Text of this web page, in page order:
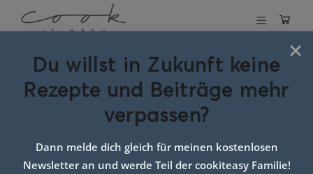
Marillenknödel in
Nussbrösel
×
Du willst in Zukunft keine
Rezepte und Beiträge mehr
verpassen?
Dann melde dich gleich für meinen kostenlosen
Newsletter an und werde Teil der cookiteasy Familie!